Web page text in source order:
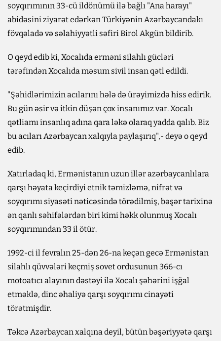
soyqırımının 33-cü ildönümü ilə bağlı "Ana harayı"
abidəsini ziyarət edərkən Türkiyənin Azərbaycandakı
fövqəladə və səlahiyyətli səfiri Birol Akgün bildirib.
O qeyd edib ki, Xocalıda erməni silahlı gücləri
tərəfindən Xocalıda məsum sivil insan qətl edildi.
"Şəhidlərimizin acılarını hələ də ürəyimizdə hiss edirik.
Bu gün əsir və itkin düşən çox insanımız var. Xocalı
qətliamı insanlıq adına qara ləkə olaraq yadda qalıb. Biz
bu acıları Azərbaycan xalqıyla paylaşırıq",- deyə o qeyd
edib.
Xatırladaq ki, Ermənistanın uzun illər azərbaycanlılara
qarşı həyata keçirdiyi etnik təmizləmə, nifrət və
soyqırımı siyasəti nəticəsində törədilmiş, bəşər tarixinə
ən qanlı səhifələrdən biri kimi həkk olunmuş Xocalı
soyqırımından 33 il ötür.
1992-ci il fevralın 25-dən 26-na keçən gecə Ermənistan
silahlı qüvvələri keçmiş sovet ordusunun 366-cı
motoatıcı alayının dəstəyi ilə Xocalı şəhərini işğal
etməklə, dinc əhaliyə qarşı soyqırımı cinayəti
törətmişdir.
Təkcə Azərbaycan xalqına deyil, bütün bəşəriyyətə qarşı